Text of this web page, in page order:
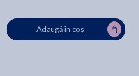
Adaugă în coș